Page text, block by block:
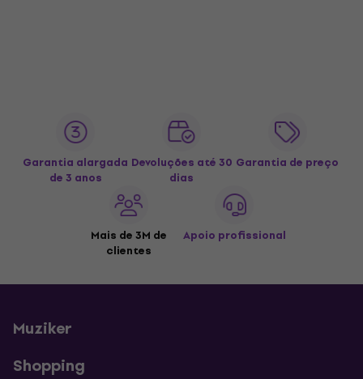
Garantia alargada
de 3 anos
Devoluções até 30
dias
Garantia de preço
Mais de 3M de
clientes
Apoio profissional
Muziker
Shopping